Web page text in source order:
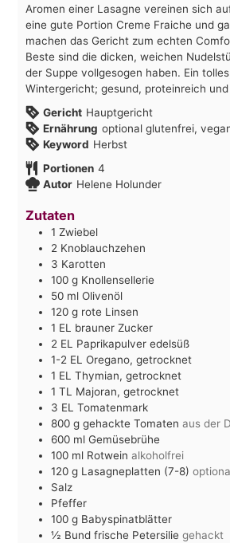
Aromen einer Lasagne vereinen sich
eine gute Portion Creme Fraiche und
machen das Gericht zum echten
Beste sind die dicken, weichen
der Suppe vollgesogen haben. Ein
Wintergericht; gesund, proteinreich
Gericht Hauptgericht
Ernährung optional glutenfrei,
Keyword Herbst
Portionen 4
Autor Helene Holunder
Zutaten
1 Zwiebel
2 Knoblauchzehen
3 Karotten
100 g Knollensellerie
50 ml Olivenöl
120 g rote Linsen
1 EL brauner Zucker
2 EL Paprikapulver edelsüß
1-2 EL Oregano, getrocknet
1 EL Thymian, getrocknet
1 TL Majoran, getrocknet
3 EL Tomatenmark
800 g gehackte Tomaten aus der
600 ml Gemüsebrühe
100 ml Rotwein alkoholfrei
120 g Lasagneplatten (7-8)
Salz
Pfeffer
100 g Babyspinatblätter
½ Bund frische Petersilie gehackt